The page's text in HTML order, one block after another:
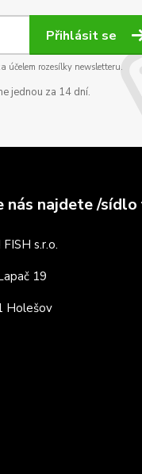
Přihlásit se
účelem rozesílky newsletteru.
jednou za 14 dní.
nás najdete /
s.r.o.
19
Holešov